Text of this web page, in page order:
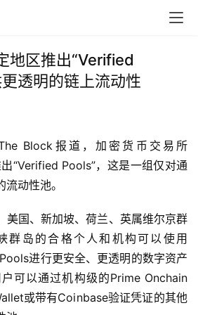
地区推出“Verified
透明的链上流动性
Block报道，加密货币交易所
“Verified Pools”，这是一组仅对通
动性池。
美国、新加坡、荷兰、英属维尔京群
群岛的合格个人和机构可以使用
进行更安全、更透明的数字资产
可以通过机构级的Prime Onchain
或带有Coinbase验证凭证的其他